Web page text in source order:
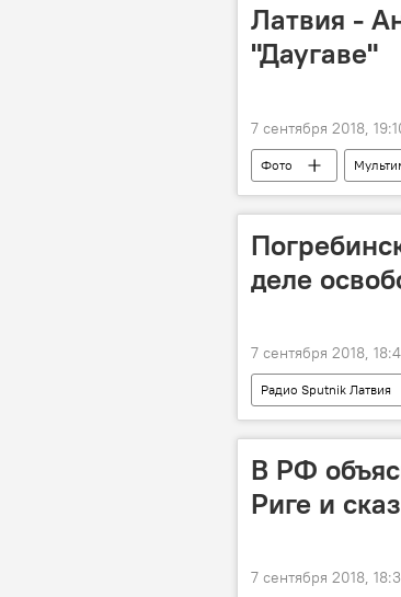
Латвия -
"Даугаве"
7 сентября 2018,
Фото
Сборная Андорры по
деле
7 сентября 2018,
Радио Sputnik Латвия
РИА Новости Украина
В РФ
Риге и
7 сентября 2018,